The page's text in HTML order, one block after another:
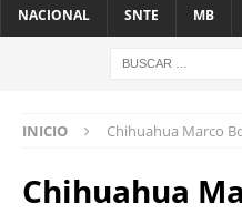
NACIONAL SNTE MB
INICIO Chihuahua Marco
Chihuahua